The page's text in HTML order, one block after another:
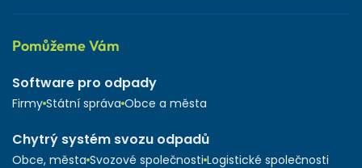
Pomůžeme Vám
Software pro odpady
Firmy Státní správa Obce a města
Chytrý systém svozu odpadů
Obce, města Svozové společnosti Logistické společnosti